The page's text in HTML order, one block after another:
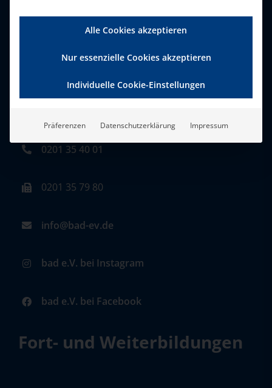
Dienste und Stationäre
Einrichtungen (bad) e.V.
0201 35 40 01
0201 35 79 80
info@bad-ev.de
bad e.V. bei Instagram
bad e.V. bei Facebook
Fort- und Weiterbildungen
Alle Cookies akzeptieren
Nur essenzielle Cookies akzeptieren
Individuelle Cookie-Einstellungen
Präferenzen Datenschutzerklärung Impressum